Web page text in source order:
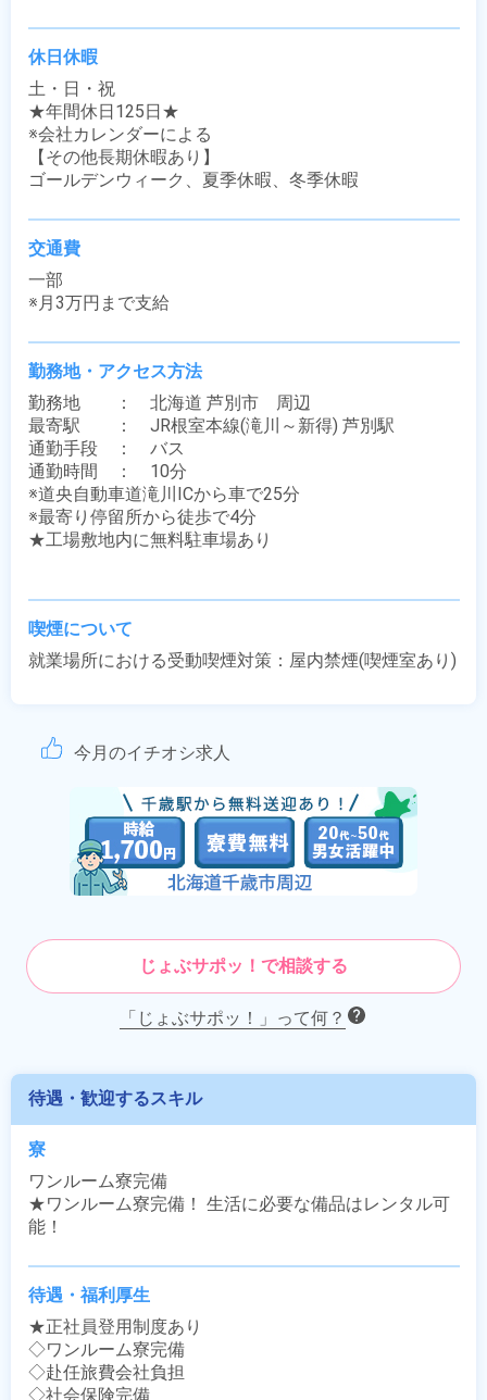
休日休暇
土・日・祝
★年間休日125日★
※会社カレンダーによる
【その他長期休暇あり】
ゴールデンウィーク、夏季休暇、冬季休暇
交通費
一部
※月3万円まで支給
勤務地・アクセス方法
勤務地　　：　北海道 芦別市　周辺
最寄駅　　：　JR根室本線(滝川～新得) 芦別駅
通勤手段　：　バス
通勤時間　：　10分
※道央自動車道滝川ICから車で25分
※最寄り停留所から徒歩で4分
★工場敷地内に無料駐車場あり
喫煙について
就業場所における受動喫煙対策：屋内禁煙(喫煙室あり)
今月のイチオシ求人
じょぶサポッ！で相談する
「じょぶサポッ！」って何？
待遇・歓迎するスキル
寮
ワンルーム寮完備
★ワンルーム寮完備！ 生活に必要な備品はレンタル可
能！
待遇・福利厚生
★正社員登用制度あり
◇ワンルーム寮完備
◇赴任旅費会社負担
◇社会保険完備